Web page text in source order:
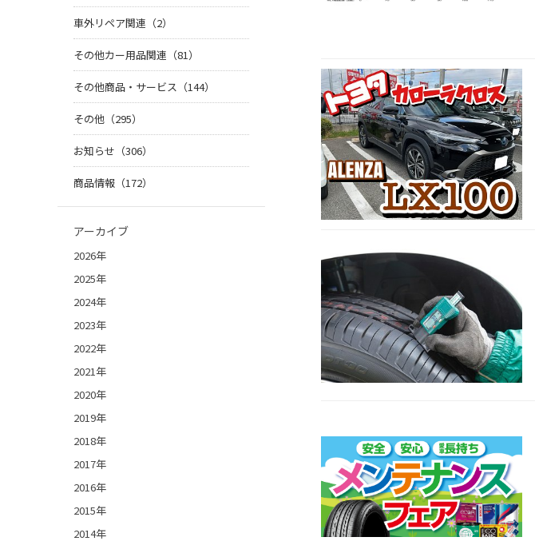
車外リペア関連（2）
その他カー用品関連（81）
その他商品・サービス（144）
その他（295）
お知らせ（306）
商品情報（172）
アーカイブ
2026年
2025年
2024年
2023年
2022年
2021年
2020年
2019年
2018年
2017年
2016年
2015年
2014年